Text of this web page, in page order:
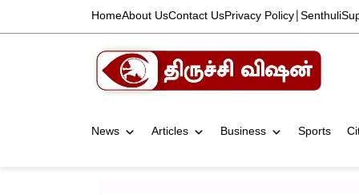
HomeAbout UsContact UsPrivacy Policy Senthuli
News Articles Business Sports